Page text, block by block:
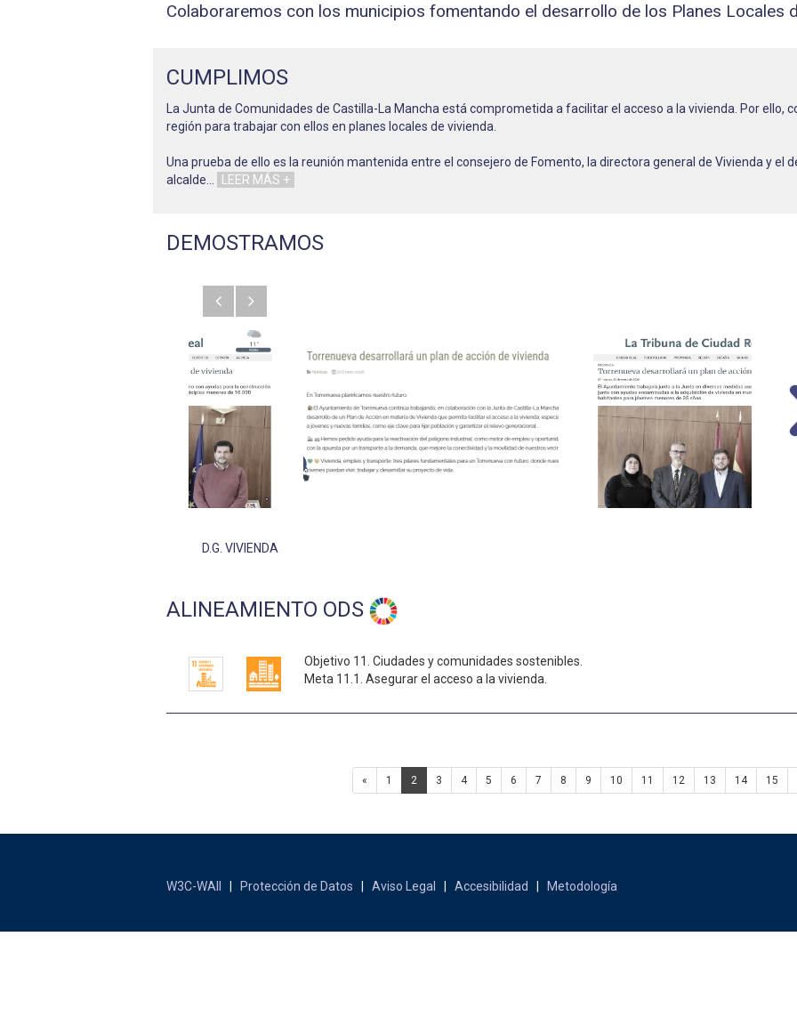
Colaboraremos con los municipios fomentando el desarrollo de los Planes Locales
CUMPLIMOS
La Junta de Comunidades de Castilla-La Mancha está comprometida a facilitar el acceso a la vivienda. Por
región para trabajar con ellos en planes locales de vivienda.
Una prueba de ello es la reunión mantenida entre el consejero de Fomento, la directora general de Vivienda y el
alcalde
LEER MÁS +
DEMOSTRAMOS
AnteriorSiguiente
D.G. VIVIENDA
ALINEAMIENTO ODS
Objetivo 11. Ciudades y comunidades sostenibles.
Meta 11.1. Asegurar el acceso a la vivienda.
« 1 2 3 4 5 6 7 8 9 10 11 12 13 14 15
W3C-WAII Protección de Datos Aviso Legal Accesibilidad Metodología